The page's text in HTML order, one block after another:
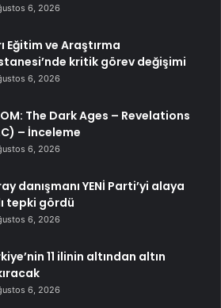
6, 2026
Eğitim ve Araştırma
kritik görev değişimi
6, 2026
The Dark Ages – Revelations
– İnceleme
6, 2026
danışmanı YENİ Parti’yi alaya
tepki gördü
6, 2026
11 ilinin altından altın
6, 2026